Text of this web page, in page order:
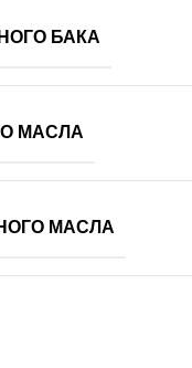
БАКА
МАСЛА
МАСЛА